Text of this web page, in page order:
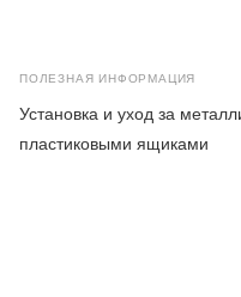
ПОЛЕЗНАЯ ИНФОРМАЦИЯ
Установка и уход за
пластиковыми ящиками